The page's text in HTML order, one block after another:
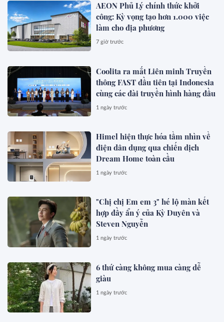
AEON Phủ Lý chính thức khởi
công: Kỳ vọng tạo hơn 1.000 việc
làm cho địa phương
7 giờ trước
Coolita ra mắt Liên minh Truyền
thông FAST đầu tiên tại Indonesia
cùng các đài truyền hình hàng đầu
1 ngày trước
Himel hiện thực hóa tầm nhìn về
điện dân dụng qua chiến dịch
Dream Home toàn cầu
1 ngày trước
"Chị chị Em em 3" hé lộ màn kết
hợp đầy ẩn ý của Kỳ Duyên và
Steven Nguyễn
1 ngày trước
6 thứ càng không mua càng dễ
giàu
1 ngày trước